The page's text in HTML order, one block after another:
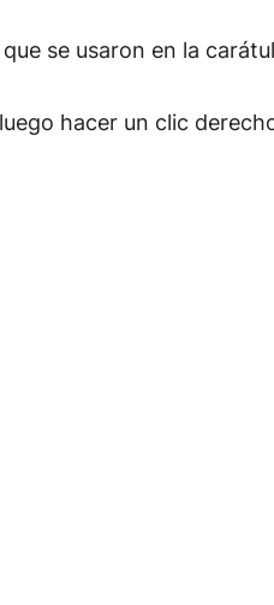
se usaron en la
hacer un clic